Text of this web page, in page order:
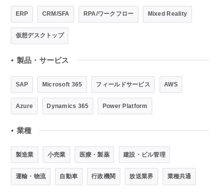
ERP CRM/SFA RPA/ワークフロー Mixed Reality
仮想デスクトップ
● 製品・サービス
SAP Microsoft 365 フィールドサービス AWS
Azure Dynamics 365 Power Platform
● 業種
製造業 小売業 医療・製薬 建設・ビル管理
運輸・物流 自動車 行政機関 放送業界 業種共通